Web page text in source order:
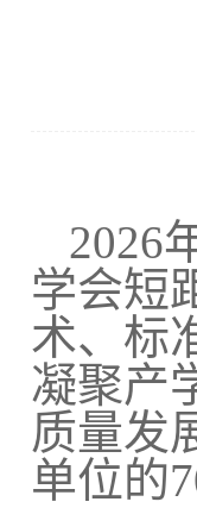
2026
学会短
术、标
凝聚产
质量发
单位的